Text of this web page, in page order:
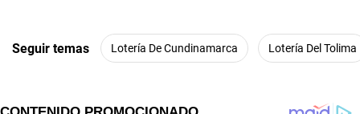
Seguir temas Lotería De Cundinamarca Lotería Del Tolima